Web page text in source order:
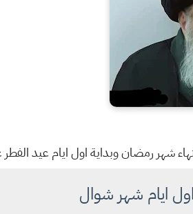
شهر رمضان وبداية اول ايام عيد
ايام شهر شوال